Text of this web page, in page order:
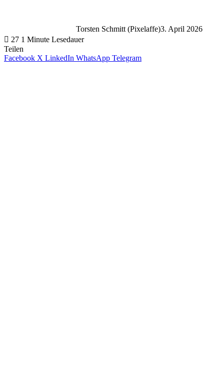
Torsten Schmitt (Pixelaffe)3. April 2026
27 1 Minute Lesedauer
Teilen
Facebook X LinkedIn WhatsApp Telegram